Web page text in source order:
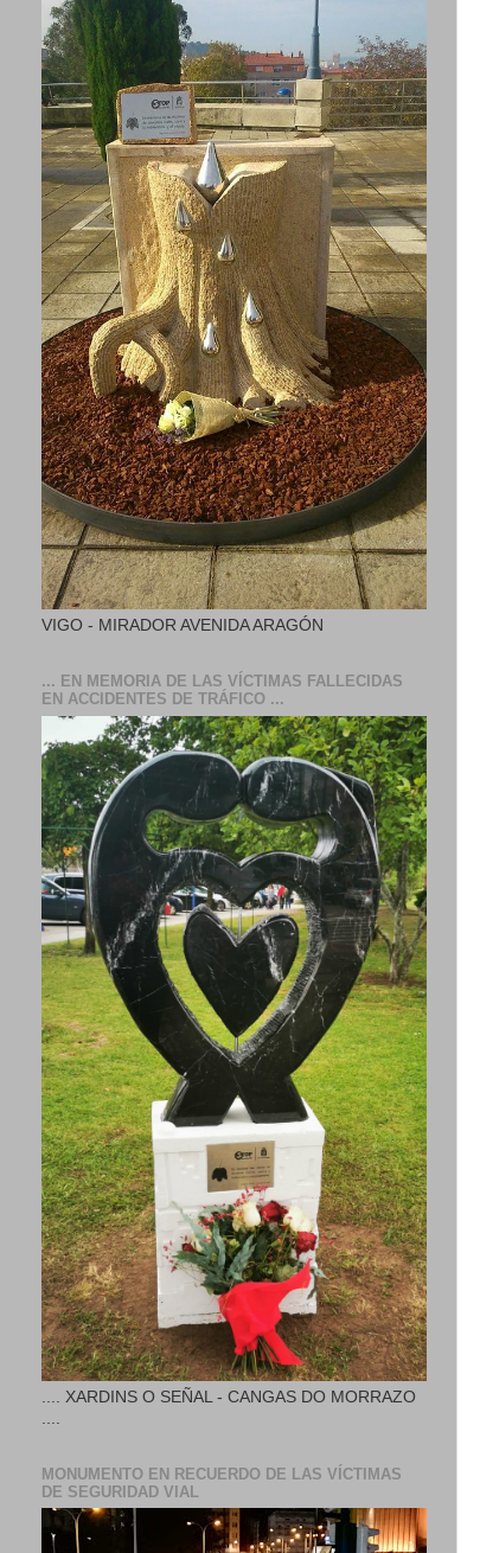
VIGO - MIRADOR AVENIDA ARAGÓN
... EN MEMORIA DE LAS VÍCTIMAS FALLECIDAS
EN ACCIDENTES DE TRÁFICO ...
.... XARDINS O SEÑAL - CANGAS DO MORRAZO
MONUMENTO EN RECUERDO DE LAS VÍCTIMAS
DE SEGURIDAD VIAL